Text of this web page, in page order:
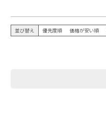
並び替え 優先度順 価格が安い順